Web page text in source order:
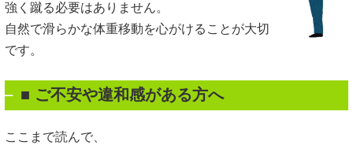
強く蹴る必要はありません。
自然で滑らかな体重移動を心がけることが大切
です。
■ ご不安や違和感がある方へ
ここまで読んで、